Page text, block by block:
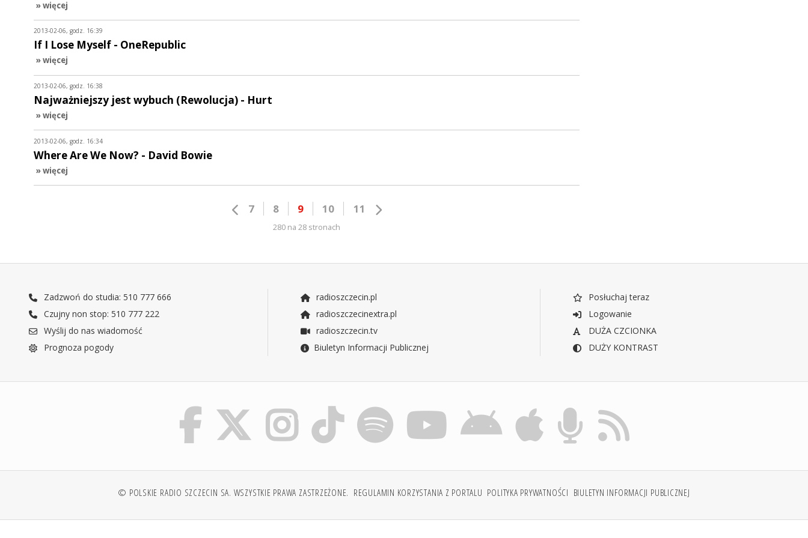
» więcej
2013-02-06, godz. 16:39
If I Lose Myself - OneRepublic
» więcej
2013-02-06, godz. 16:38
Najważniejszy jest wybuch (Rewolucja) - Hurt
» więcej
2013-02-06, godz. 16:34
Where Are We Now? - David Bowie
» więcej
7 8 9 10 11
280 na 28 stronach
Zadzwoń do studia: 510 777 666
Czujny non stop: 510 777 222
Wyślij do nas wiadomość
Prognoza pogody
radioszczecin.pl
radioszczecinextra.pl
radioszczecin.tv
Biuletyn Informacji Publicznej
Posłuchaj teraz
Logowanie
DUŻA CZCIONKA
DUŻY KONTRAST
© POLSKIE RADIO SZCZECIN SA. WSZYSTKIE PRAWA ZASTRZEŻONE. REGULAMIN KORZYSTANIA Z PORTALU POLITYKA PRYWATNOŚCI BIULETYN INFORMACJI PUBLICZNEJ